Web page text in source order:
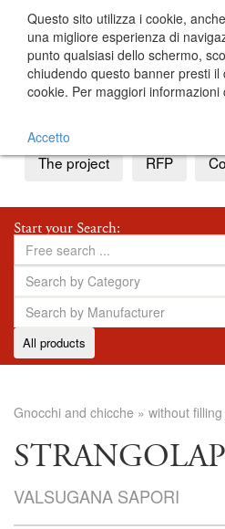
The project RFP
Start your Search:
All products
Gnocchi and chicche » without filling
VALSUGANA SAPORI
Questo sito utilizza i cookie,
una migliore esperienza di
punto qualsiasi dello schermo,
chiudendo questo banner presti
cookie. Per maggiori informazioni
Accetto